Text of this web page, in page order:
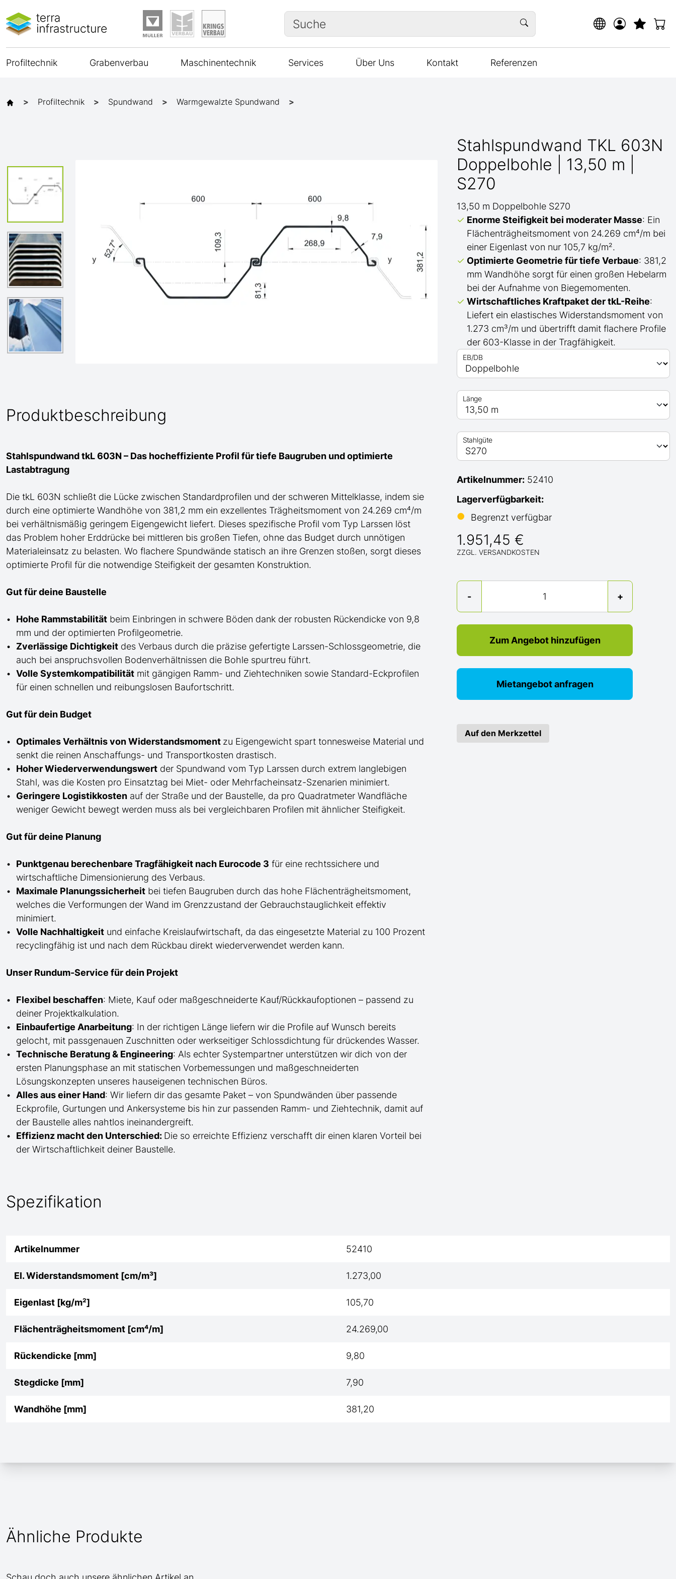
Suche
Profiltechnik Grabenverbau Maschinentechnik Services Über Uns Kontakt Referenzen
Profiltechnik Spundwand Warmgewalzte Spundwand
Produktbeschreibung
Stahlspundwand tkL 603N – Das hocheffiziente Profil für tiefe Baugruben und optimierte
Lastabtragung
Die tkL 603N schließt die Lücke zwischen Standardprofilen und der schweren Mittelklasse, indem sie
durch eine optimierte Wandhöhe von 381,2 mm ein exzellentes Trägheitsmoment von 24.269 cm⁴/m
bei verhältnismäßig geringem Eigengewicht liefert. Dieses spezifische Profil vom Typ Larssen löst
das Problem hoher Erddrücke bei mittleren bis großen Tiefen, ohne das Budget durch unnötigen
Materialeinsatz zu belasten. Wo flachere Spundwände statisch an ihre Grenzen stoßen, sorgt dieses
optimierte Profil für die notwendige Steifigkeit der gesamten Konstruktion.
Gut für deine Baustelle
Hohe Rammstabilität beim Einbringen in schwere Böden dank der robusten Rückendicke von 9,8
mm und der optimierten Profilgeometrie.
Zverlässige Dichtigkeit des Verbaus durch die präzise gefertigte Larssen-Schlossgeometrie, die
auch bei anspruchsvollen Bodenverhältnissen die Bohle spurtreu führt.
Volle Systemkompatibilität mit gängigen Ramm- und Ziehtechniken sowie Standard-Eckprofilen
für einen schnellen und reibungslosen Baufortschritt.
Gut für dein Budget
Optimales Verhältnis von Widerstandsmoment zu Eigengewicht spart tonnesweise Material und
senkt die reinen Anschaffungs- und Transportkosten drastisch.
Hoher Wiederverwendungswert der Spundwand vom Typ Larssen durch extrem langlebigen
Stahl, was die Kosten pro Einsatztag bei Miet- oder Mehrfacheinsatz-Szenarien minimiert.
Geringere Logistikkosten auf der Straße und der Baustelle, da pro Quadratmeter Wandfläche
weniger Gewicht bewegt werden muss als bei vergleichbaren Profilen mit ähnlicher Steifigkeit.
Gut für deine Planung
Punktgenau berechenbare Tragfähigkeit nach Eurocode 3 für eine rechtssichere und
wirtschaftliche Dimensionierung des Verbaus.
Maximale Planungssicherheit bei tiefen Baugruben durch das hohe Flächenträgheitsmoment,
welches die Verformungen der Wand im Grenzzustand der Gebrauchstauglichkeit effektiv
minimiert.
Volle Nachhaltigkeit und einfache Kreislaufwirtschaft, da das eingesetzte Material zu 100 Prozent
recyclingfähig ist und nach dem Rückbau direkt wiederverwendet werden kann.
Unser Rundum-Service für dein Projekt
Flexibel beschaffen: Miete, Kauf oder maßgeschneiderte Kauf/Rückkaufoptionen – passend zu
deiner Projektkalkulation.
Einbaufertige Anarbeitung: In der richtigen Länge liefern wir die Profile auf Wunsch bereits
gelocht, mit passgenauen Zuschnitten oder werkseitiger Schlossdichtung für drückendes Wasser.
Technische Beratung & Engineering: Als echter Systempartner unterstützen wir dich von der
ersten Planungsphase an mit statischen Vorbemessungen und maßgeschneiderten
Lösungskonzepten unseres hauseigenen technischen Büros.
Alles aus einer Hand: Wir liefern dir das gesamte Paket – von Spundwänden über passende
Eckprofile, Gurtungen und Ankersysteme bis hin zur passenden Ramm- und Ziehtechnik, damit auf
der Baustelle alles nahtlos ineinandergreift.
Effizienz macht den Unterschied: Die so erreichte Effizienz verschafft dir einen klaren Vorteil bei
der Wirtschaftlichkeit deiner Baustelle.
Stahlspundwand TKL 603N
Doppelbohle | 13,50 m |
S270
13,50 m Doppelbohle S270
Enorme Steifigkeit bei moderater Masse: Ein
Flächenträgheitsmoment von 24.269 cm⁴/m bei
einer Eigenlast von nur 105,7 kg/m².
Optimierte Geometrie für tiefe Verbaue: 381,2
mm Wandhöhe sorgt für einen großen Hebelarm
bei der Aufnahme von Biegemomenten.
Wirtschaftliches Kraftpaket dertkL-Reihe:
Liefert ein elastisches Widerstandsmoment von
1.273 cm³/m und übertrifft damit flachere Profile
der 603-Klasse in der Tragfähigkeit.
EB/DB
Länge
Stahlgüte
Artikelnummer: 52410
Lagerverfügbarkeit:
●
Begrenzt verfügbar
1.951,45 €
ZZGL. VERSANDKOSTEN
-
Menge
+
Zum Angebot hinzufügen
Mietangebot anfragen
Auf den Merkzettel
Spezifikation
Artikelnummer 52410
El. Widerstandsmoment [cm/m³] 1.273,00
Eigenlast [kg/m²] 105,70
Flächenträgheitsmoment [cm⁴/m] 24.269,00
Rückendicke [mm] 9,80
Stegdicke [mm] 7,90
Wandhöhe [mm] 381,20
Ähnliche Produkte